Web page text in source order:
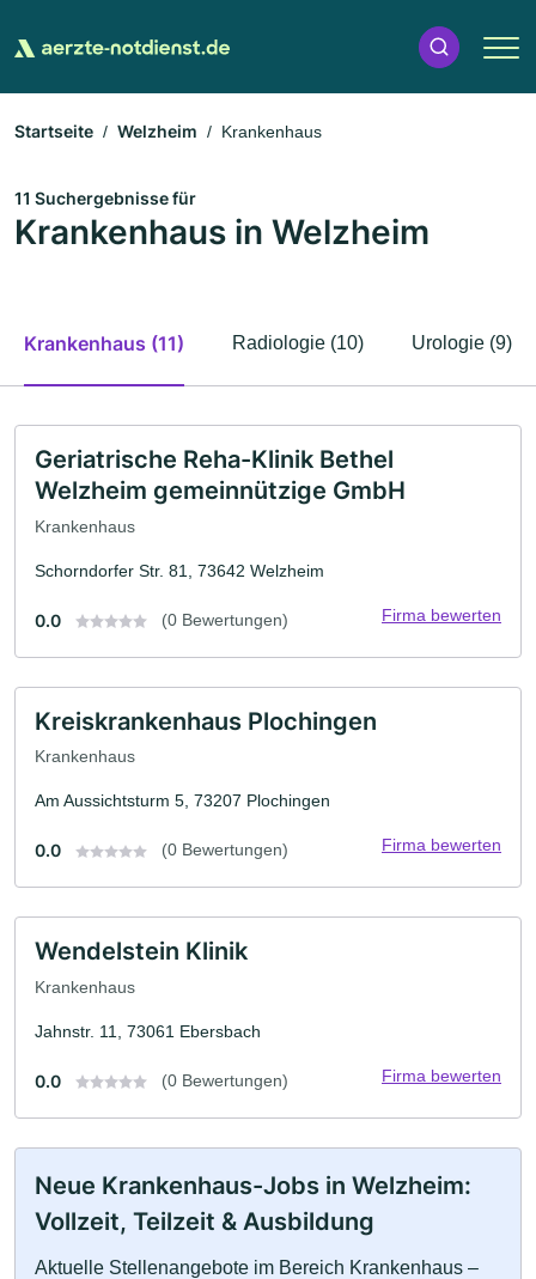
Startseite Welzheim Krankenhaus
11 Suchergebnisse für
Krankenhaus in Welzheim
Krankenhaus (11) Radiologie (10) Urologie (9)
Geriatrische Reha-Klinik Bethel
Welzheim gemeinnützige GmbH
Krankenhaus
Schorndorfer Str. 81, 73642 Welzheim
0.0 (0 Bewertungen) Firma bewerten
Kreiskrankenhaus Plochingen
Krankenhaus
Am Aussichtsturm 5, 73207 Plochingen
0.0 (0 Bewertungen) Firma bewerten
Wendelstein Klinik
Krankenhaus
Jahnstr. 11, 73061 Ebersbach
0.0 (0 Bewertungen) Firma bewerten
Neue Krankenhaus-Jobs in Welzheim:
Vollzeit, Teilzeit & Ausbildung
Aktuelle Stellenangebote im Bereich Krankenhaus –